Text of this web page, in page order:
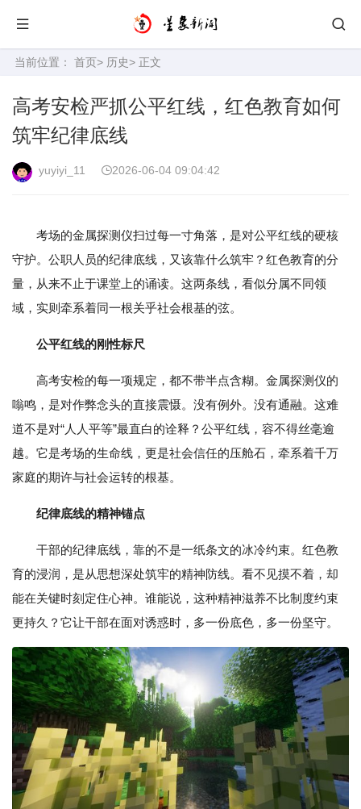
当前位置： 首页> 历史> 正文
高考安检严抓公平红线，红色教育如何
筑牢纪律底线
yuyiyi_11 2026-06-04 09:04:42
考场的金属探测仪扫过每一寸角落，是对公平红线的硬核
守护。公职人员的纪律底线，又该靠什么筑牢？红色教育的分
量，从来不止于课堂上的诵读。这两条线，看似分属不同领
域，实则牵系着同一根关乎社会根基的弦。
公平红线的刚性标尺
高考安检的每一项规定，都不带半点含糊。金属探测仪的
嗡鸣，是对作弊念头的直接震慑。没有例外。没有通融。这难
道不是对“人人平等”最直白的诠释？公平红线，容不得丝毫逾
越。它是考场的生命线，更是社会信任的压舱石，牵系着千万
家庭的期许与社会运转的根基。
纪律底线的精神锚点
干部的纪律底线，靠的不是一纸条文的冰冷约束。红色教
育的浸润，是从思想深处筑牢的精神防线。看不见摸不着，却
能在关键时刻定住心神。谁能说，这种精神滋养不比制度约束
更持久？它让干部在面对诱惑时，多一份底色，多一份坚守。